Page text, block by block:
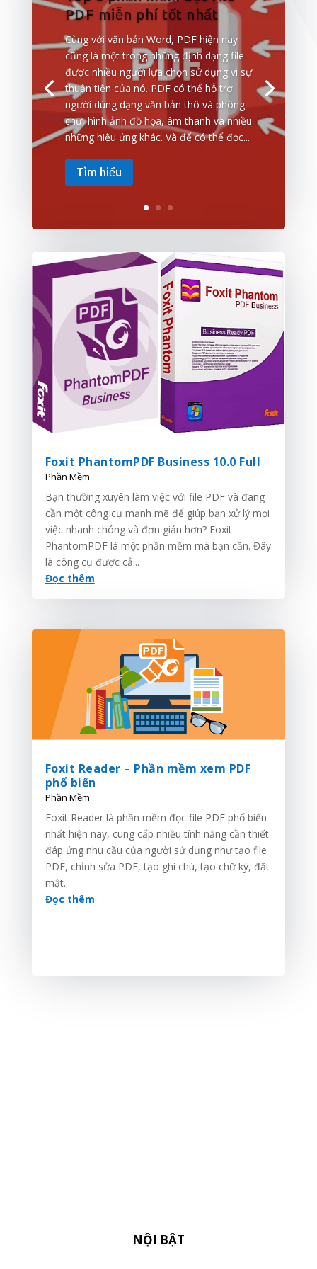
PDF miễn phí tốt nhất
Cùng với văn bản Word, PDF hiện nay
cũng là một trong những định dạng file
được nhiều người lựa chọn sử dụng vì sự
thuận tiện của nó. PDF có thể hỗ trợ
người dùng dạng văn bản thô và phông
chữ, hình ảnh đồ họa, âm thanh và nhiều
những hiệu ứng khác. Và để có thể đọc...
Tìm hiểu
Foxit PhantomPDF Business 10.0 Full
Phần Mềm
Bạn thường xuyên làm việc với file PDF và đang
cần một công cụ mạnh mẽ để giúp bạn xử lý mọi
việc nhanh chóng và đơn giản hơn? Foxit
PhantomPDF là một phần mềm mà bạn cần. Đây
là công cụ được cả...
Đọc thêm
Foxit Reader – Phần mềm xem PDF
phổ biến
Phần Mềm
Foxit Reader là phần mềm đọc file PDF phổ biến
nhất hiện nay, cung cấp nhiều tính năng cần thiết
đáp ứng nhu cầu của người sử dụng như tạo file
PDF, chỉnh sửa PDF, tạo ghi chú, tạo chữ ký, đặt
mật...
Đọc thêm
NỘI BẬT